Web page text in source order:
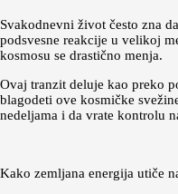
Svakodnevni život često zna
podsvesne reakcije u velikoj
kosmosu se drastično menja.
Ovaj tranzit deluje kao preko
blagodeti ove kosmičke
nedeljama i da vrate kontrolu
Kako zemljana energija utiče